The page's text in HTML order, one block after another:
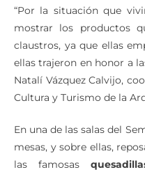
“Por la situación que
mostrar los productos
claustros, ya que ellas
ellas trajeron en honor a
Natalí Vázquez Calvijo,
Cultura y Turismo de la
En una de las salas del
mesas, y sobre ellas,
las famosas